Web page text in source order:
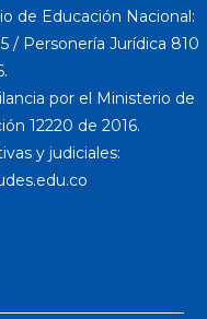
de Educación Nacional:
/ Personería Jurídica 810
por el Ministerio de
12220 de 2016.
y judiciales: